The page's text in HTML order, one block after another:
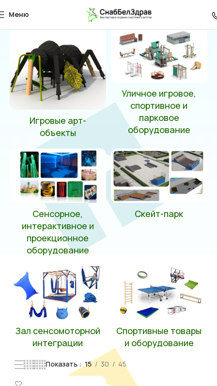
Меню
7390
Главная Товар Длина Зоны Безопасности (мм)
Игровые арт-
объекты
Уличное игровое,
спортивное и
парковое
оборудование
Сенсорное,
интерактивное и
проекционное
оборудование
Скейт-парк
Зал сенсомоторной
интеграции
Спортивные товары
и оборудование
Показать 15 30 45